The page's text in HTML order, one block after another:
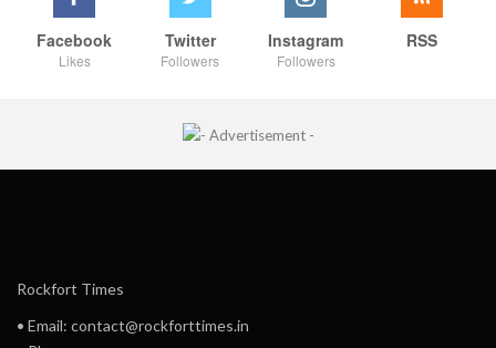
Facebook
Likes
Twitter
Followers
Instagram
Followers
RSS
Rockfort Times
• Email: contact@rockforttimes.in